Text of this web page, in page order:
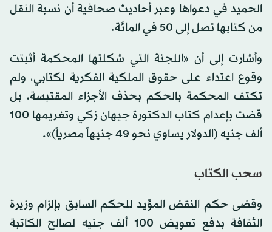
الحميد في دعواها وعبر أحاديث صحافية أن نسبة النقل
من كتابها تصل إلى 50 في المائة.
وأشارت إلى أن «اللجنة التي شكلتها المحكمة أثبتت
وقوع اعتداء على حقوق الملكية الفكرية لكتابي، ولم
تكتف المحكمة بالحكم بحذف الأجزاء المقتبسة، بل
قضت بإعدام كتاب الدكتورة جيهان زكي وتغريمها 100
ألف جنيه (الدولار يساوي نحو 49 جنيهاً مصرياً)».
سحب الكتاب
وقضى حكم النقض المؤيد للحكم السابق بإلزام وزيرة
الثقافة بدفع تعويض 100 ألف جنيه لصالح الكاتبة